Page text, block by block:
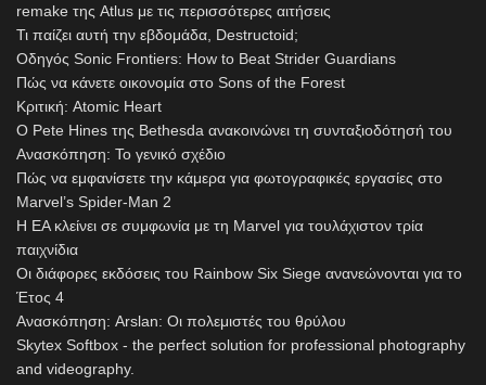
remake της Atlus με τις περισσότερες αιτήσεις
Τι παίζει αυτή την εβδομάδα, Destructoid;
Οδηγός Sonic Frontiers: How to Beat Strider Guardians
Πώς να κάνετε οικονομία στο Sons of the Forest
Κριτική: Atomic Heart
Ο Pete Hines της Bethesda ανακοινώνει τη συνταξιοδότησή του
Ανασκόπηση: Το γενικό σχέδιο
Πώς να εμφανίσετε την κάμερα για φωτογραφικές εργασίες στο
Marvel’s Spider-Man 2
Η EA κλείνει σε συμφωνία με τη Marvel για τουλάχιστον τρία
παιχνίδια
Οι διάφορες εκδόσεις του Rainbow Six Siege ανανεώνονται για το
Έτος 4
Ανασκόπηση: Arslan: Οι πολεμιστές του θρύλου
Skytex Softbox - the perfect solution for professional photography
and videography.